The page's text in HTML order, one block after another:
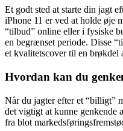
Et godt sted at starte din jagt
iPhone 11 er ved at holde øje
“tilbud” online eller i fysiske
en begrænset periode. Disse
et kvalitetscover til en brøkdel
Hvordan kan du
Når du jagter efter et “billigt”
det vigtigt at kunne genkende
fra blot